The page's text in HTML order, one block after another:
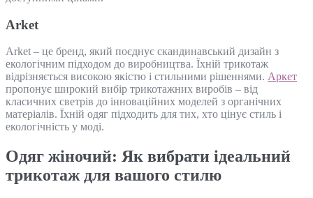
Arket
Arket – це бренд, який поєднує скандинавський дизайн з
екологічним підходом до виробництва. Їхній трикотаж
відрізняється високою якістю і стильними рішеннями. Аркет
пропонує широкий вибір трикотажних виробів – від
класичних светрів до інноваційних моделей з органічних
матеріалів. Їхній одяг підходить для тих, хто цінує стиль і
екологічність у моді.
Одяг жіночий: Як вибрати ідеальний
трикотаж для вашого стилю